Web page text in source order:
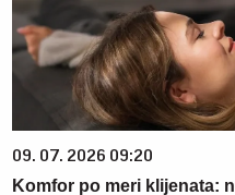
09. 07. 2026 09:20
Komfor po meri klijenata: